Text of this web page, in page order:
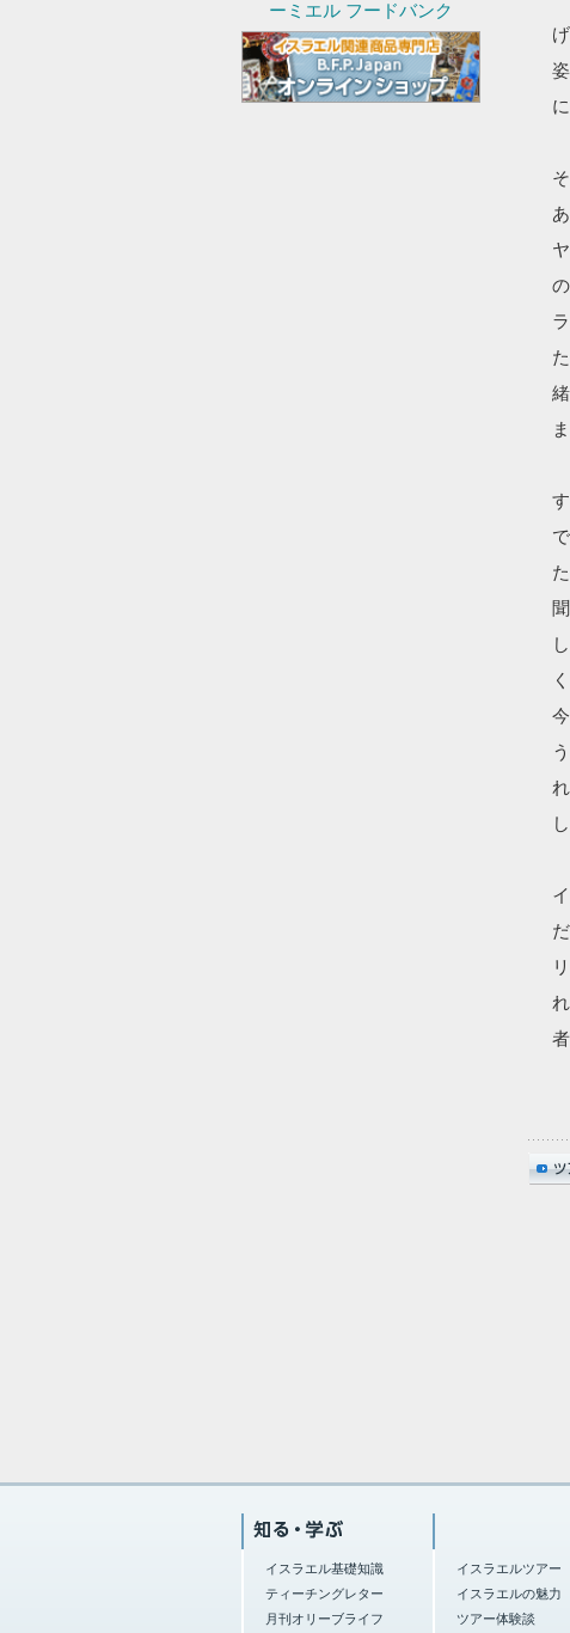
イスラエル基礎知識
ティーチングレター
月刊オリーブライフ
イスラエルツアー
イスラエルの魅力
ツアー体験談